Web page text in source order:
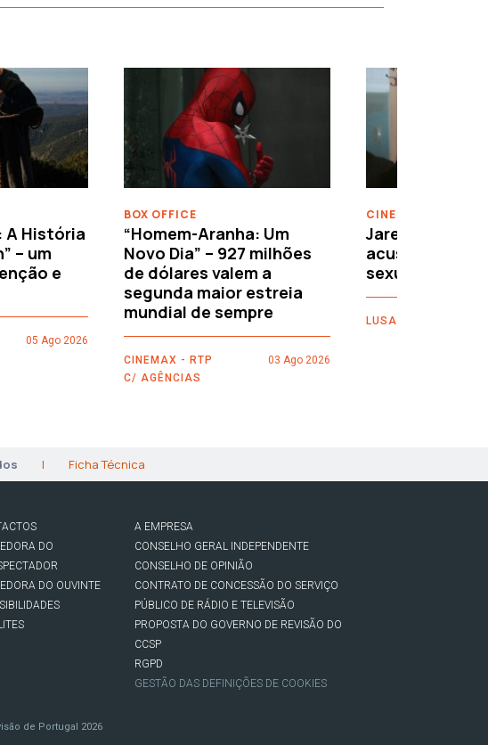
A História
– um
e
05 Ago 2026
BOX OFFICE
“Homem-Aranha: Um
Novo Dia” – 927 milhões
de dólares valem a
segunda maior estreia
mundial de sempre
CINEMAX - RTP
C/ AGÊNCIAS
03 Ago 2026
CINEMA
Jared Leto
acusações de
sexuais
LUSA
| Ficha Técnica
DO
DO OUVINTE
A EMPRESA
CONSELHO GERAL INDEPENDENTE
CONSELHO DE OPINIÃO
CONTRATO DE CONCESSÃO DO SERVIÇO
PÚBLICO DE RÁDIO E TELEVISÃO
PROPOSTA DO GOVERNO DE REVISÃO DO
CCSP
RGPD
GESTÃO DAS DEFINIÇÕES DE COOKIES
de Portugal 2026